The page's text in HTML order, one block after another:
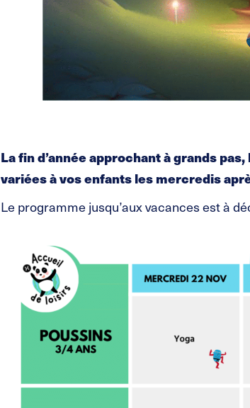
La fin d’année approchant à grands
variées à vos enfants les mercredis
Le programme jusqu’aux vacances est à